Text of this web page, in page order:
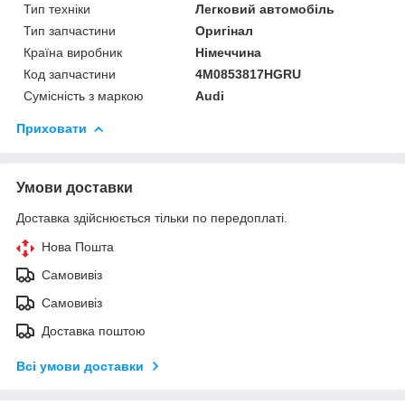
Тип техніки
Легковий автомобіль
Тип запчастини
Оригінал
Країна виробник
Німеччина
Код запчастини
4M0853817HGRU
Сумісність з маркою
Audi
Приховати
Умови доставки
Доставка здійснюється тільки по передоплаті.
Нова Пошта
Самовивіз
Самовивіз
Доставка поштою
Всі умови доставки